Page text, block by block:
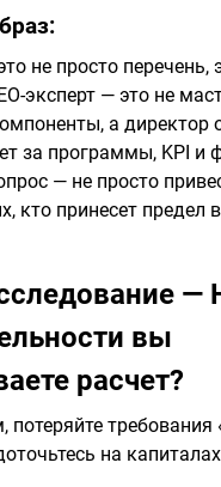
не просто перечень,
эксперт — это не
а директор
за программы, KPI и
— не просто
кто принесет предел
—
вы
расчет?
требования
на